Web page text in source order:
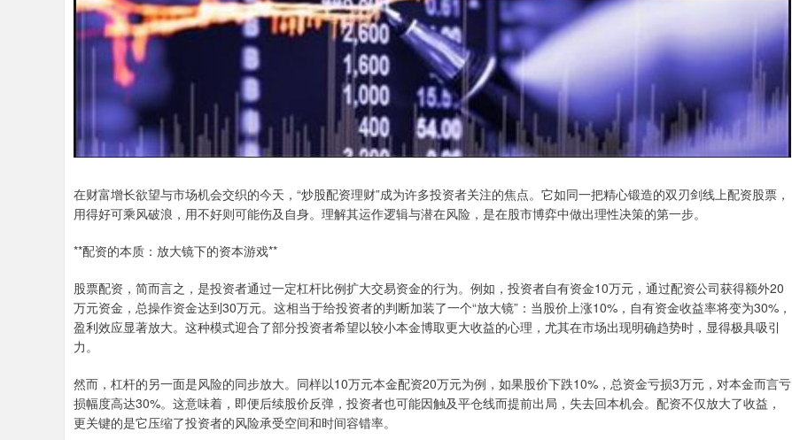
在财富增长欲望与市场机会交织的今天，“炒股配资理财”成为许多投资者关注的焦点。它如同一把精心锻造的双刃剑线上配资股票，
用得好可乘风破浪，用不好则可能伤及自身。理解其运作逻辑与潜在风险，是在股市博弈中做出理性决策的第一步。
**配资的本质：放大镜下的资本游戏**
股票配资，简而言之，是投资者通过一定杠杆比例扩大交易资金的行为。例如，投资者自有资金10万元，通过配资公司获得额外20
万元资金，总操作资金达到30万元。这相当于给投资者的判断加装了一个“放大镜”：当股价上涨10%，自有资金收益率将变为30%，
盈利效应显著放大。这种模式迎合了部分投资者希望以较小本金博取更大收益的心理，尤其在市场出现明确趋势时，显得极具吸引
力。
然而，杠杆的另一面是风险的同步放大。同样以10万元本金配资20万元为例，如果股价下跌10%，总资金亏损3万元，对本金而言亏
损幅度高达30%。这意味着，即便后续股价反弹，投资者也可能因触及平仓线而提前出局，失去回本机会。配资不仅放大了收益，
更关键的是它压缩了投资者的风险承受空间和时间容错率。